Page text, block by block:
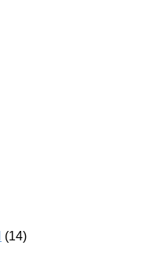
(14)